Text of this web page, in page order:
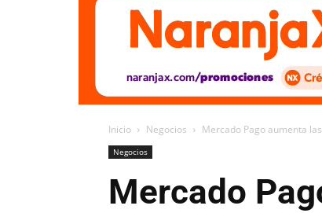
Inicio Negocios Mercado Pago aumenta
Negocios
Mercado